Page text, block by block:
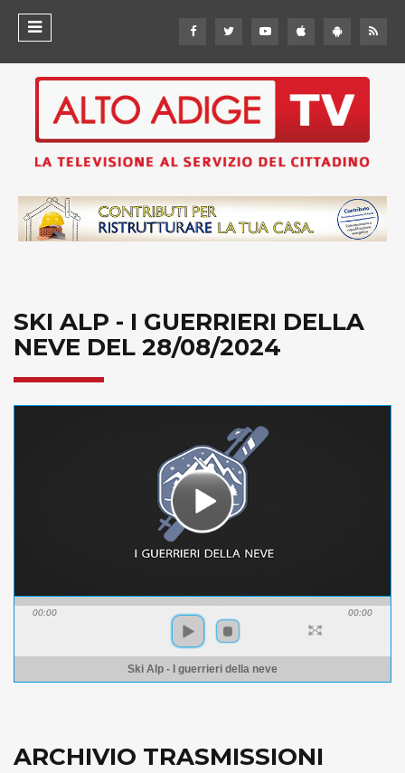
SKI ALP - I GUERRIERI DELLA
NEVE DEL 28/08/2024
00:00 00:00
Ski Alp - I guerrieri della neve
ARCHIVIO TRASMISSIONI